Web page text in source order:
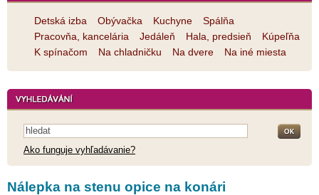
Detská izba Obývačka Kuchyne
Spálňa
Pracovňa, kancelária
Jedáleň Hala, predsieň
Kúpeľňa
K spínačom
Na chladničku Na dvere Na iné miesta
Ako funguje vyhľadávanie?
Nálepka na stenu opice na konári